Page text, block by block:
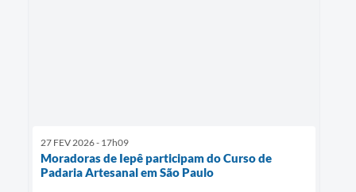
27 FEV 2026 - 17h09
Moradoras de Iepê participam do Curso de
Padaria Artesanal em São Paulo